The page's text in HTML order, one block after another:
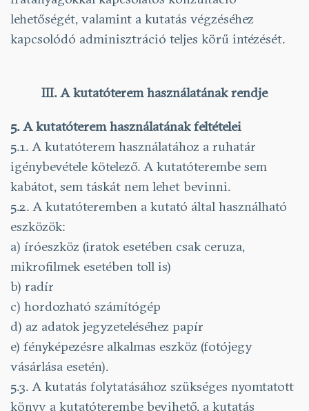
lehetőségét, valamint a kutatás végzéséhez
kapcsolódó adminisztráció teljes körű intézését.
III. A kutatóterem használatának rendje
5. A kutatóterem használatának feltételei
5.1. A kutatóterem használatához a ruhatár
igénybevétele kötelező. A kutatóterembe sem
kabátot, sem táskát nem lehet bevinni.
5.2. A kutatóteremben a kutató által használható
eszközök:
a) íróeszköz (iratok esetében csak ceruza,
mikrofilmek esetében toll is)
b) radír
c) hordozható számítógép
d) az adatok jegyzeteléséhez papír
e) fényképezésre alkalmas eszköz (fotójegy
vásárlása esetén).
5.3. A kutatás folytatásához szükséges nyomtatott
könyv a kutatóterembe bevihető, a kutatás